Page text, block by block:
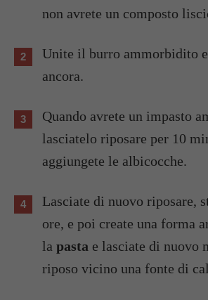
non avrete un composto
Unite il burro ammorbidito
ancora.
Quando avrete un impasto
lasciatelo riposare per 10
aggiungete le albicocche.
Lasciate di nuovo riposare,
ore, e poi create una forma
la pasta e lasciate di nuovo
riposo vicino una fonte di